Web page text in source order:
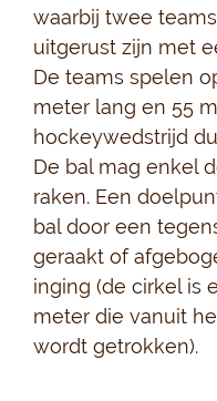
waarbij twee
uitgerust zijn met
De teams spelen
meter lang en 55
hockeywedstrijd
De bal mag enkel
raken. Een
bal door een
geraakt of
inging (de cirkel is
meter die vanuit
wordt getrokken).